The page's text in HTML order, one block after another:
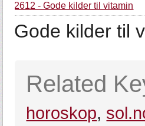
2612 - Gode kilder til vitamin
Gode kilder til
Related
horoskop,